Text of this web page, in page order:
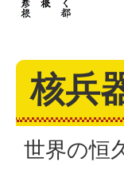
核兵
世界の恒